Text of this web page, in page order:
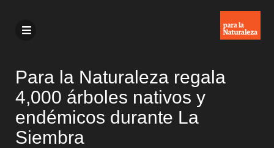
Para la Naturaleza regala
4,000 árboles nativos y
endémicos durante La
Siembra